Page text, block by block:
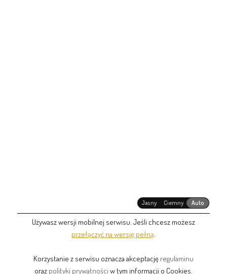
Jasny Ciemny Auto
Używasz wersji mobilnej serwisu. Jeśli chcesz możesz
przełączyć na wersję pełną
Korzystanie z serwisu oznacza akceptację regulaminu
oraz polityki prywatności w tym informacji o Cookies.